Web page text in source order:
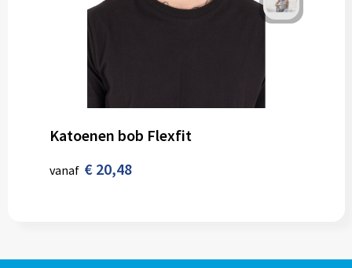
Katoenen bob Flexfit
vanaf € 20,48